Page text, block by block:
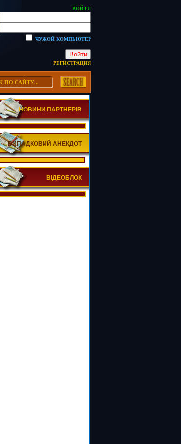
ВОЙТИ
ЧУЖОЙ КОМПЬЮТЕР
Войти
РЕГИСТРАЦИЯ
НОВИНИ ПАРТНЕРІВ
ВИПАДКОВИЙ АНЕКДОТ
ВІДЕОБЛОК